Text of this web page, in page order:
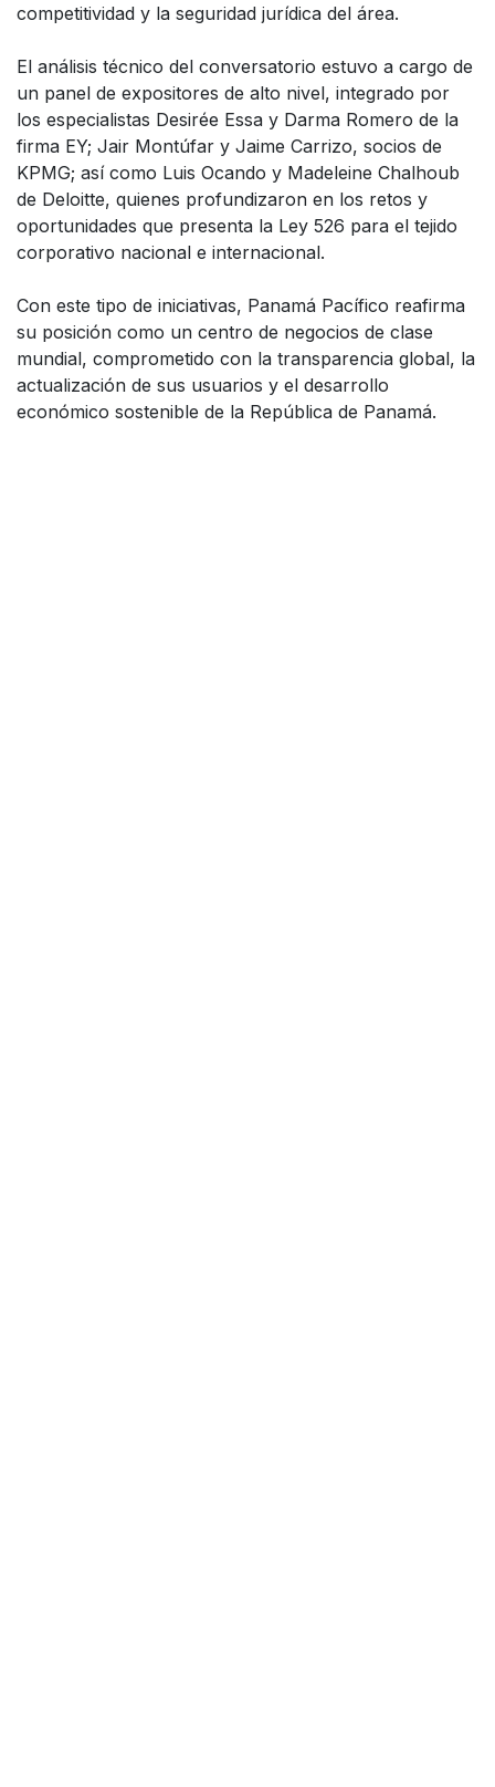
competitividad y la seguridad jurídica del área.
El análisis técnico del conversatorio estuvo a cargo de
un panel de expositores de alto nivel, integrado por
los especialistas Desirée Essa y Darma Romero de la
firma EY; Jair Montúfar y Jaime Carrizo, socios de
KPMG; así como Luis Ocando y Madeleine Chalhoub
de Deloitte, quienes profundizaron en los retos y
oportunidades que presenta la Ley 526 para el tejido
corporativo nacional e internacional.
Con este tipo de iniciativas, Panamá Pacífico reafirma
su posición como un centro de negocios de clase
mundial, comprometido con la transparencia global, la
actualización de sus usuarios y el desarrollo
económico sostenible de la República de Panamá.